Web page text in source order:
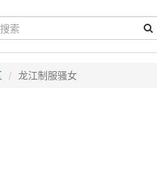
龙江制服骚女